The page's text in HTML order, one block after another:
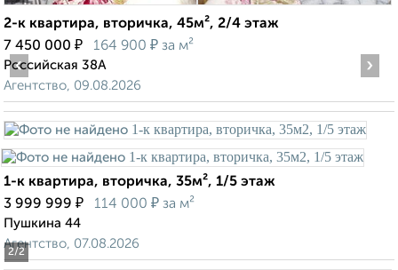
2-к квартира, вторичка, 45м², 2/4 этаж
7 450 000 ₽ 164 900 ₽ за м²
Российская 38А
Агентство, 09.08.2026
2/2
‹ ›
1-к квартира, вторичка, 35м², 1/5 этаж
3 999 999 ₽ 114 000 ₽ за м²
Пушкина 44
Агентство, 07.08.2026